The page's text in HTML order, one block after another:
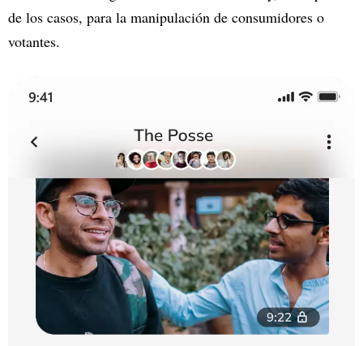
de los casos, para la manipulación de consumidores o
votantes.